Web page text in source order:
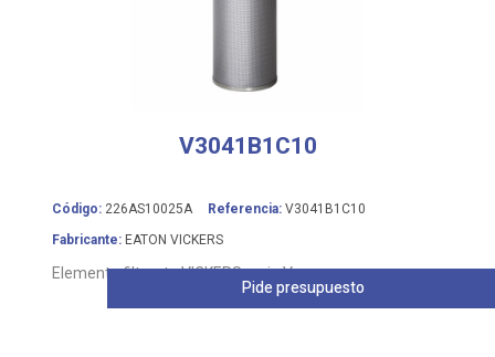
V3041B1C10
Código: 226AS10025A Referencia: V3041B1C10
Fabricante: EATON VICKERS
Elemento filtrante VICKERS serie V
Pide presupuesto